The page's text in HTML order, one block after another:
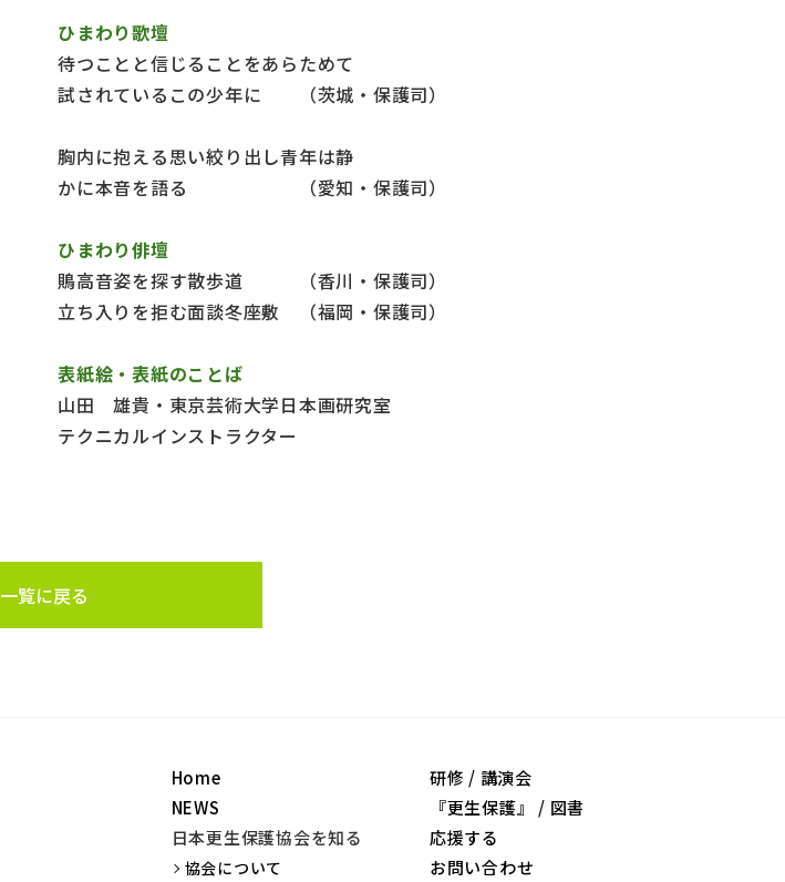
ひまわり歌壇
待つことと信じることをあらためて
試されているこの少年に （茨城・保護司）
胸内に抱える思い絞り出し青年は静
かに本音を語る （愛知・保護司）
ひまわり俳壇
鵙高音姿を探す散歩道 （香川・保護司）
立ち入りを拒む面談冬座敷 （福岡・保護司）
表紙絵・表紙のことば
山田 雄貴・東京芸術大学日本画研究室
テクニカルインストラクター
一覧に戻る
Home
NEWS
日本更生保護協会を知る
協会について
研修 / 講演会
『更生保護』 / 図書
応援する
お問い合わせ